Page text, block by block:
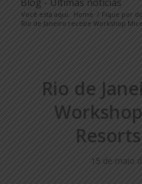
Você está aqui: Home / Fique por
Rio de Janeiro recebe Workshop
Rio de
15 de maio